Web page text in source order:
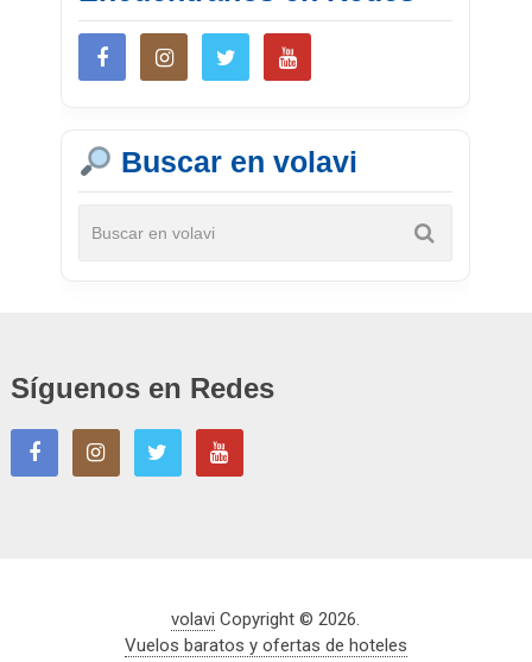
Buscar en volavi
Síguenos en Redes
volavi Copyright © 2026.
Vuelos baratos y ofertas de hoteles